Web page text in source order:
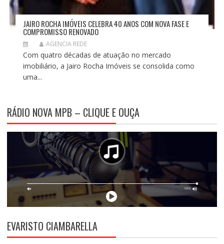
JAIRO ROCHA IMÓVEIS CELEBRA 40 ANOS COM NOVA FASE E
COMPROMISSO RENOVADO
AGENCIA REDE
Com quatro décadas de atuação no mercado
imobiliário, a Jairo Rocha Imóveis se consolida como
uma...
RÁDIO NOVA MPB – CLIQUE E OUÇA
EVARISTO CIAMBARELLA